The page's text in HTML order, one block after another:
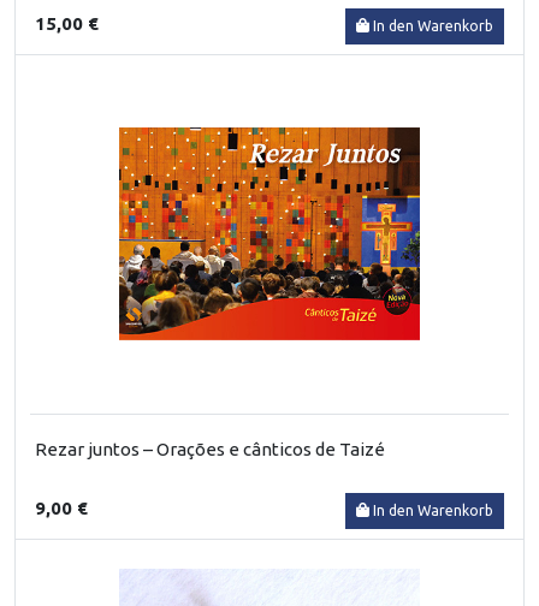
15,00 € In den Warenkorb
Rezar juntos – Orações e cânticos de Taizé
9,00 € In den Warenkorb